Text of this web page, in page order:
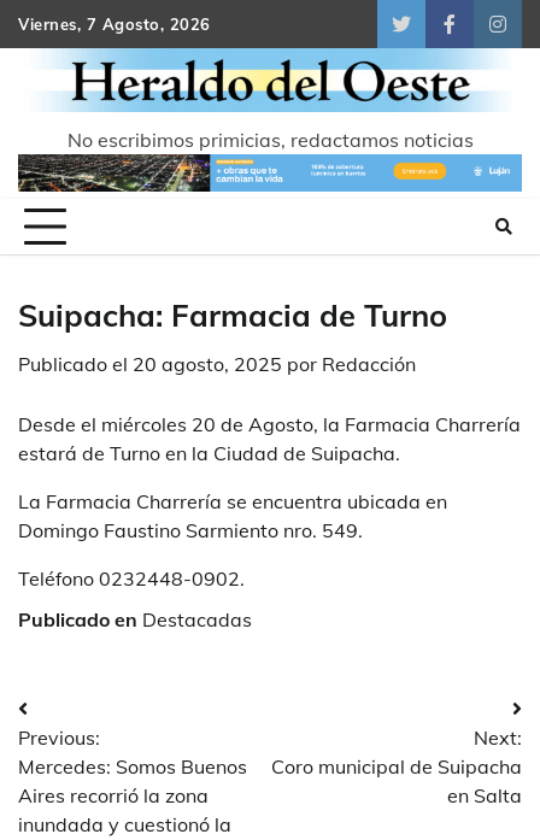
Skip
to
content
Viernes, 7 Agosto, 2026
TwitterFacebook
No escribimos primicias, redactamos noticias
Suipacha: Farmacia de Turno
Publicado el 20 agosto, 2025 por Redacción
Desde el miércoles 20 de Agosto, la Farmacia Charrería
estará de Turno en la Ciudad de Suipacha.
La Farmacia Charrería se encuentra ubicada en
Domingo Faustino Sarmiento nro. 549.
Teléfono 0232448-0902.
Publicado en Destacadas
Navegación
de
entradas
Previous:
Mercedes: Somos Buenos
Aires recorrió la zona
inundada y cuestionó la
Next:
Coro municipal de Suipacha
en Salta